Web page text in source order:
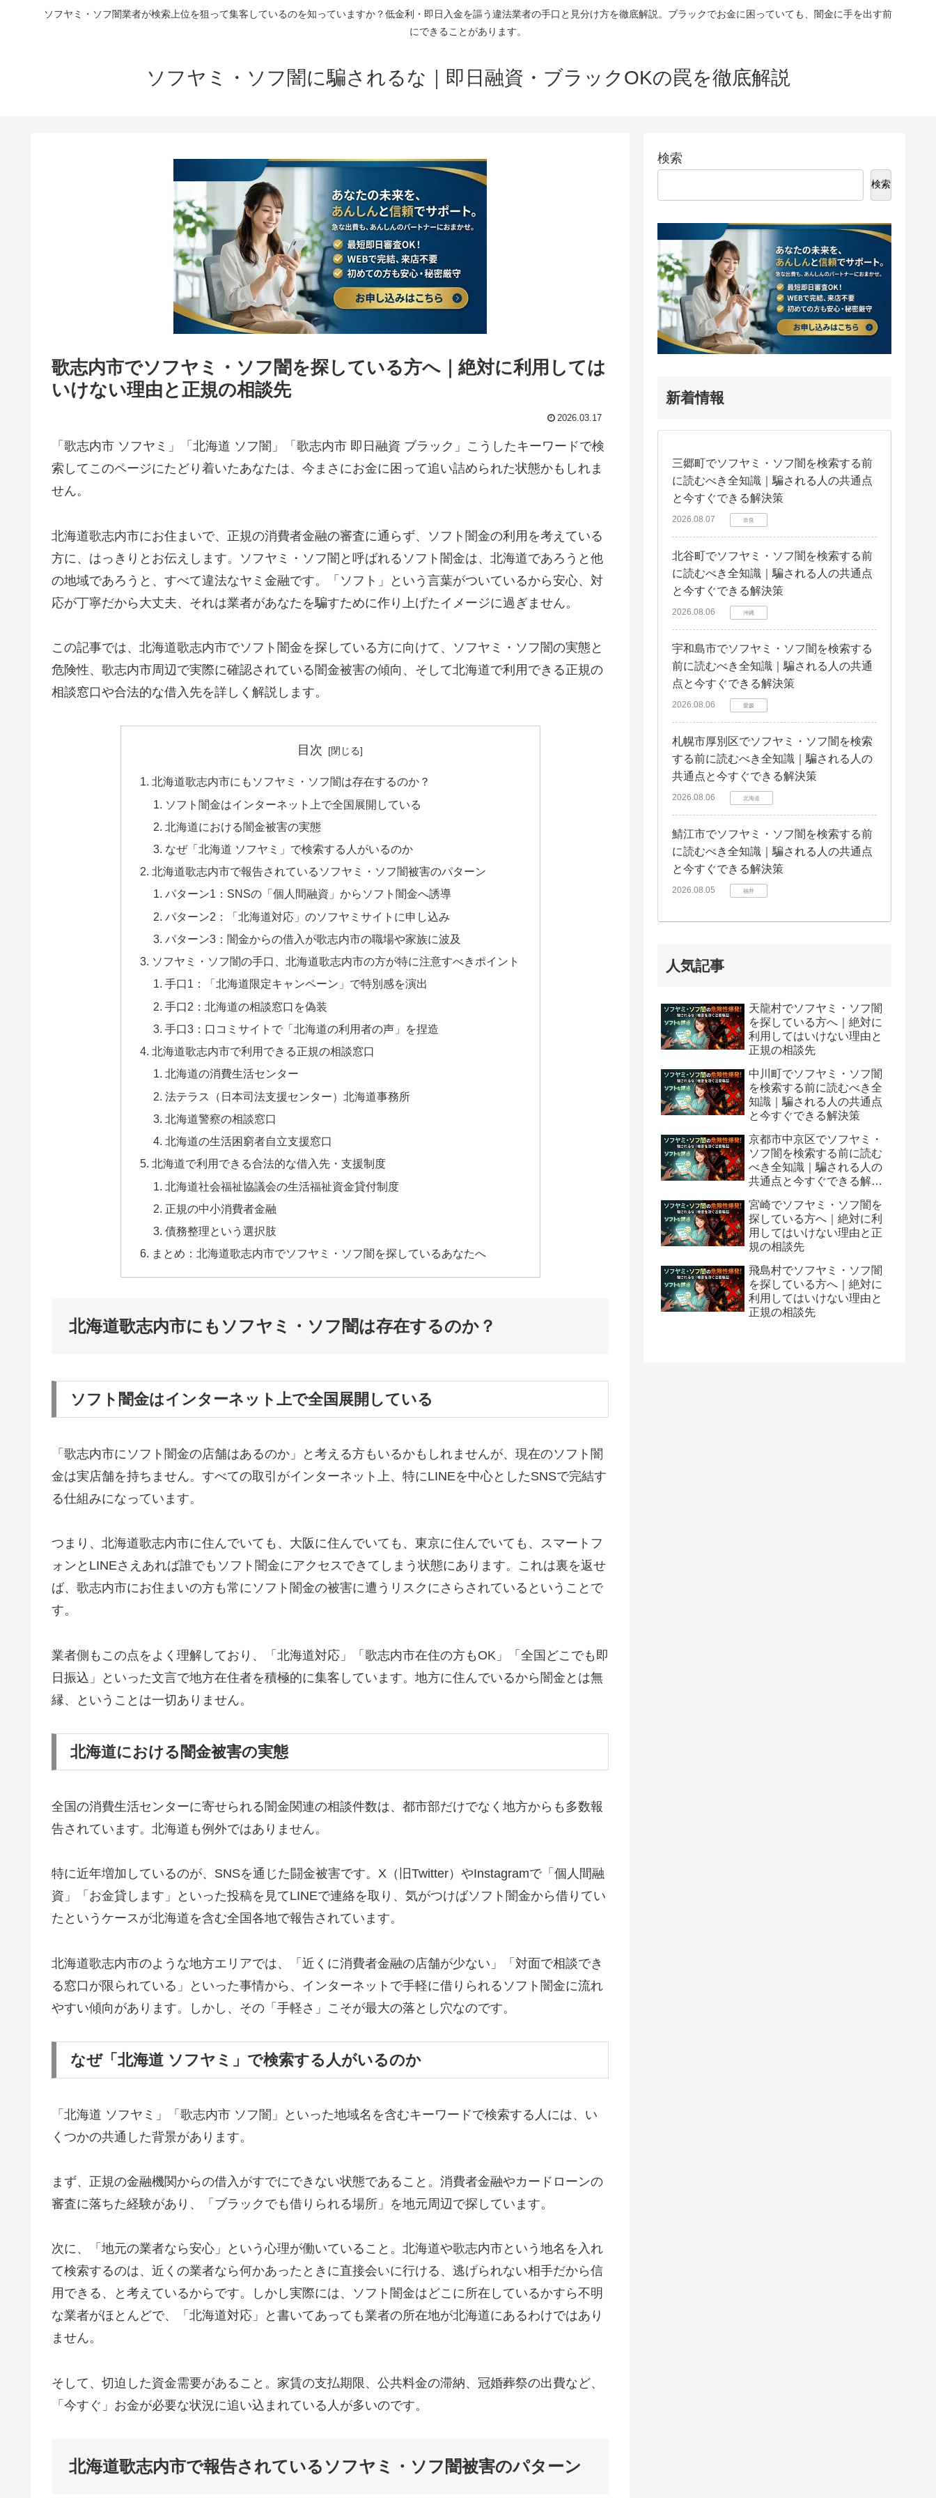
ソフヤミ・ソフ闇業者が検索上位を狙って集客しているのを知っていますか？低金利・即日入金を謳う違法業者の手口と見分け方を徹底解説。ブラックでお金に困っていても、闇金に手を出す前
にできることがあります。
ソフヤミ・ソフ闇に騙されるな｜即日融資・ブラックOKの罠を徹底解説
歌志内市でソフヤミ・ソフ闇を探している方へ｜絶対に利用しては
いけない理由と正規の相談先
2026.03.17
「歌志内市 ソフヤミ」「北海道 ソフ闇」「歌志内市 即日融資 ブラック」こうしたキーワードで検
索してこのページにたどり着いたあなたは、今まさにお金に困って追い詰められた状態かもしれま
せん。
北海道歌志内市にお住まいで、正規の消費者金融の審査に通らず、ソフト闇金の利用を考えている
方に、はっきりとお伝えします。ソフヤミ・ソフ闇と呼ばれるソフト闇金は、北海道であろうと他
の地域であろうと、すべて違法なヤミ金融です。「ソフト」という言葉がついているから安心、対
応が丁寧だから大丈夫、それは業者があなたを騙すために作り上げたイメージに過ぎません。
この記事では、北海道歌志内市でソフト闇金を探している方に向けて、ソフヤミ・ソフ闇の実態と
危険性、歌志内市周辺で実際に確認されている闇金被害の傾向、そして北海道で利用できる正規の
相談窓口や合法的な借入先を詳しく解説します。
目次
北海道歌志内市にもソフヤミ・ソフ闇は存在するのか？
ソフト闇金はインターネット上で全国展開している
北海道における闇金被害の実態
なぜ「北海道 ソフヤミ」で検索する人がいるのか
北海道歌志内市で報告されているソフヤミ・ソフ闇被害のパターン
パターン1：SNSの「個人間融資」からソフト闇金へ誘導
パターン2：「北海道対応」のソフヤミサイトに申し込み
パターン3：闇金からの借入が歌志内市の職場や家族に波及
ソフヤミ・ソフ闇の手口、北海道歌志内市の方が特に注意すべきポイント
手口1：「北海道限定キャンペーン」で特別感を演出
手口2：北海道の相談窓口を偽装
手口3：口コミサイトで「北海道の利用者の声」を捏造
北海道歌志内市で利用できる正規の相談窓口
北海道の消費生活センター
法テラス（日本司法支援センター）北海道事務所
北海道警察の相談窓口
北海道の生活困窮者自立支援窓口
北海道で利用できる合法的な借入先・支援制度
北海道社会福祉協議会の生活福祉資金貸付制度
正規の中小消費者金融
債務整理という選択肢
まとめ：北海道歌志内市でソフヤミ・ソフ闇を探しているあなたへ
北海道歌志内市にもソフヤミ・ソフ闇は存在するのか？
ソフト闇金はインターネット上で全国展開している
「歌志内市にソフト闇金の店舗はあるのか」と考える方もいるかもしれませんが、現在のソフト闇
金は実店舗を持ちません。すべての取引がインターネット上、特にLINEを中心としたSNSで完結す
る仕組みになっています。
つまり、北海道歌志内市に住んでいても、大阪に住んでいても、東京に住んでいても、スマートフ
ォンとLINEさえあれば誰でもソフト闇金にアクセスできてしまう状態にあります。これは裏を返せ
ば、歌志内市にお住まいの方も常にソフト闇金の被害に遭うリスクにさらされているということで
す。
業者側もこの点をよく理解しており、「北海道対応」「歌志内市在住の方もOK」「全国どこでも即
日振込」といった文言で地方在住者を積極的に集客しています。地方に住んでいるから闇金とは無
縁、ということは一切ありません。
北海道における闇金被害の実態
全国の消費生活センターに寄せられる闇金関連の相談件数は、都市部だけでなく地方からも多数報
告されています。北海道も例外ではありません。
特に近年増加しているのが、SNSを通じた闘金被害です。X（旧Twitter）やInstagramで「個人間融
資」「お金貸します」といった投稿を見てLINEで連絡を取り、気がつけばソフト闇金から借りてい
たというケースが北海道を含む全国各地で報告されています。
北海道歌志内市のような地方エリアでは、「近くに消費者金融の店舗が少ない」「対面で相談でき
る窓口が限られている」といった事情から、インターネットで手軽に借りられるソフト闇金に流れ
やすい傾向があります。しかし、その「手軽さ」こそが最大の落とし穴なのです。
なぜ「北海道 ソフヤミ」で検索する人がいるのか
「北海道 ソフヤミ」「歌志内市 ソフ闇」といった地域名を含むキーワードで検索する人には、い
くつかの共通した背景があります。
まず、正規の金融機関からの借入がすでにできない状態であること。消費者金融やカードローンの
審査に落ちた経験があり、「ブラックでも借りられる場所」を地元周辺で探しています。
次に、「地元の業者なら安心」という心理が働いていること。北海道や歌志内市という地名を入れ
て検索するのは、近くの業者なら何かあったときに直接会いに行ける、逃げられない相手だから信
用できる、と考えているからです。しかし実際には、ソフト闇金はどこに所在しているかすら不明
な業者がほとんどで、「北海道対応」と書いてあっても業者の所在地が北海道にあるわけではあり
ません。
そして、切迫した資金需要があること。家賃の支払期限、公共料金の滞納、冠婚葬祭の出費など、
「今すぐ」お金が必要な状況に追い込まれている人が多いのです。
北海道歌志内市で報告されているソフヤミ・ソフ闇被害のパターン
検索
検索
新着情報
三郷町でソフヤミ・ソフ闇を検索する前
に読むべき全知識｜騙される人の共通点
と今すぐできる解決策
2026.08.07 奈良
北谷町でソフヤミ・ソフ闇を検索する前
に読むべき全知識｜騙される人の共通点
と今すぐできる解決策
2026.08.06 沖縄
宇和島市でソフヤミ・ソフ闇を検索する
前に読むべき全知識｜騙される人の共通
点と今すぐできる解決策
2026.08.06 愛媛
札幌市厚別区でソフヤミ・ソフ闇を検索
する前に読むべき全知識｜騙される人の
共通点と今すぐできる解決策
2026.08.06 北海道
鯖江市でソフヤミ・ソフ闇を検索する前
に読むべき全知識｜騙される人の共通点
と今すぐできる解決策
2026.08.05 福井
人気記事
天龍村でソフヤミ・ソフ闇
を探している方へ｜絶対に
利用してはいけない理由と
正規の相談先
中川町でソフヤミ・ソフ闇
を検索する前に読むべき全
知識｜騙される人の共通点
と今すぐできる解決策
京都市中京区でソフヤミ・
ソフ闇を検索する前に読む
べき全知識｜騙される人の
共通点と今すぐできる解決
宮崎でソフヤミ・ソフ闇を
探している方へ｜絶対に利
用してはいけない理由と正
規の相談先
飛島村でソフヤミ・ソフ闇
を探している方へ｜絶対に
利用してはいけない理由と
正規の相談先